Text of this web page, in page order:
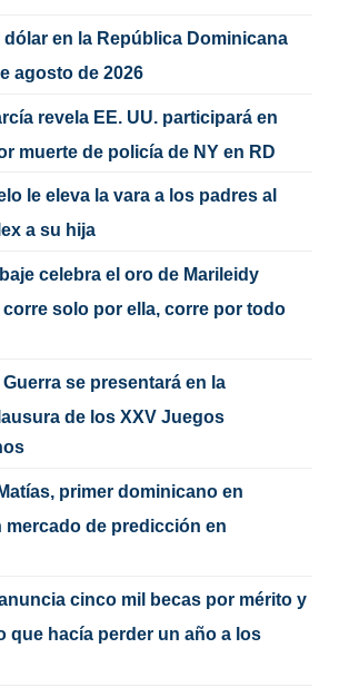
dólar en la República Dominicana
agosto de 2026
revela EE. UU. participará en
muerte de policía de NY en RD
le eleva la vara a los padres al
a su hija
celebra el oro de Marileidy
corre solo por ella, corre por todo
se presentará en la
de los XXV Juegos
primer dominicano en
mercado de predicción en
cinco mil becas por mérito y
que hacía perder un año a los